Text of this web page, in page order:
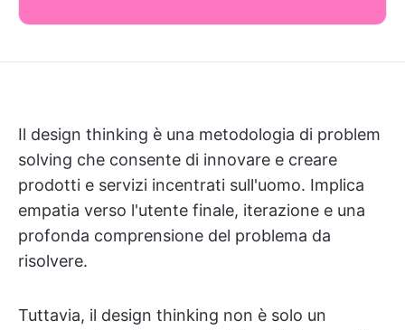
Il design thinking è una metodologia di problem
solving che consente di innovare e creare
prodotti e servizi incentrati sull'uomo. Implica
empatia verso l'utente finale, iterazione e una
profonda comprensione del problema da
risolvere.
Tuttavia, il design thinking non è solo un